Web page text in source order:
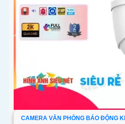
CAMERA VĂN PHÒNG BÁO ĐỘNG